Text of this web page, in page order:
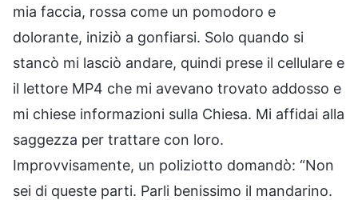
mia faccia, rossa come un pomodoro e
dolorante, iniziò a gonfiarsi. Solo quando si
stancò mi lasciò andare, quindi prese il cellulare e
il lettore MP4 che mi avevano trovato addosso e
mi chiese informazioni sulla Chiesa. Mi affidai alla
saggezza per trattare con loro.
Improvvisamente, un poliziotto domandò: “Non
sei di queste parti. Parli benissimo il mandarino.